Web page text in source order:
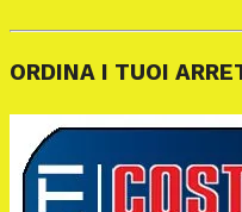
ORDINA I TUOI